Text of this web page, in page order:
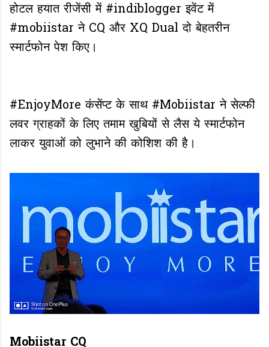
होटल हयात रीजेंसी में #indiblogger इवेंट में
#mobiistar ने CQ और XQ Dual दो बेहतरीन
स्मार्टफोन पेश किए।
#EnjoyMore कंसेंप्ट के साथ #Mobiistar ने सेल्फी
लवर ग्राहकों के लिए तमाम खुबियों से लैस ये स्मार्टफोन
लाकर युवाओं को लुभाने की कोशिश की है।
Mobiistar CQ